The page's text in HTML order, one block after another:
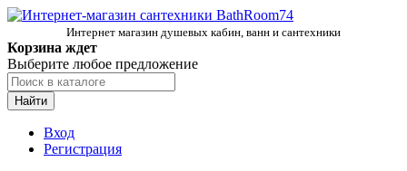
Интернет магазин душевых кабин, ванн и сантехники
Корзина ждет
Выберите любое предложение
Найти
Вход
Регистрация